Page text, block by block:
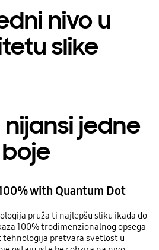
nivo u
slike
nijansi jedne
boje
with Quantum Dot
pruža ti najlepšu sliku ikada do
100% trodimenzionalnog opsega
tehnologija pretvara svetlost u